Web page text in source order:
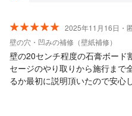
2025年11月16日・
壁の穴・凹みの補修（壁紙補修）
壁の20センチ程度の石膏ボード
セージのやり取りから施行まで
るか最初に説明頂いたので安心
仕上がりにも満足しておりま